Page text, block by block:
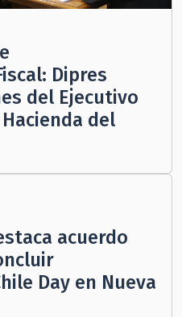
Dipres
del Ejecutivo
del
acuerdo
Day en Nueva